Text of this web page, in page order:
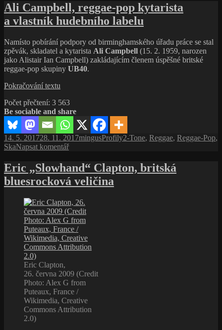
Ali Campbell, reggae-pop kytarista
a vlastník hudebního labelu
Namísto pobírání podpory od birminghamského úřadu práce se stal
zpěvák, skladatel a kytarista Ali Campbell (15. 2. 1959, narozen
jako Alistair Ian Campbell) zakládajícím členem úspěšné britské
reggae-pop skupiny UB40.
Pokračování textu
reggae-
pop
kytarista
a vlastník
hudebního
labelu
Počet přečtení: 3 563
Be sociable and share
Publikováno:
14. 5. 201728. 11. 2017Autor:
mingusRubriky:
ProfilyŠtítky:
2-Tone, Reggae, Reggae-Pop,
SkaNapsat komentářpro
názvem
Ali
reggae-
pop
kytarista
a vlastník
hudebního
labelu
Eric „Slowhand“ Clapton, britská
bluesrocková veličina
Eric Clapton,
26. června 2009 (Credit
Photo: Alex G from
Puteaux, France /
Wikimedia, Creative
Commons Attribution
2.0)